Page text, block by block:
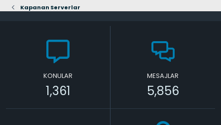
Kapanan Serverlar
KONULAR
1,361
MESAJLAR
5,856